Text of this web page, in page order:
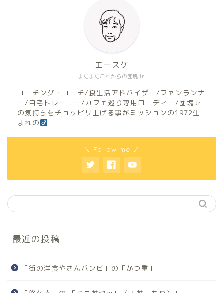
まだまだこれからの団塊Jr.
エースケ
コーチング・コーチ/食生活アドバイザー/ファンランナ
ー/自宅トレーニー/カフェ巡り専用ローディー/団塊Jr.
の気持ちをチョッピリ上げる事がミッションの1972生
まれの
＼ Follow me ／
最近の投稿
「街の洋食やさんバンビ」の「かつ重」